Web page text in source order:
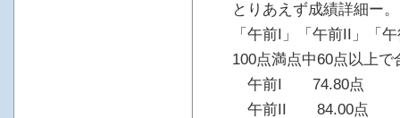
とりあえず成績詳細ー。
「午前I」「午前II」「
100点満点中60点以上
午前I 74.80点
午前II 84.00点